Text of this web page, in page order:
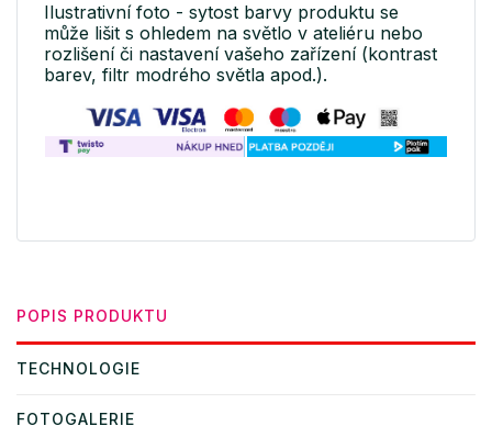
Ilustrativní foto - sytost barvy produktu se
může lišit s ohledem na světlo v ateliéru nebo
rozlišení či nastavení vašeho zařízení (kontrast
barev, filtr modrého světla apod.).
POPIS PRODUKTU
TECHNOLOGIE
FOTOGALERIE